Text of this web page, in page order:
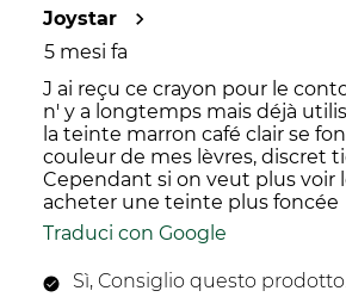
Joystar
5 mesi fa
J ai reçu ce crayon pour le
n' y a longtemps mais déjà
la teinte marron café clair se
couleur de mes lèvres, discret
Cependant si on veut plus voir
acheter une teinte plus foncée
Traduci con Google
Sì, Consiglio questo prodotto.